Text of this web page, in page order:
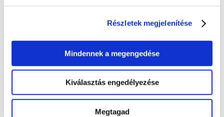
Részletek megjelenítése
Mindennek a megengedése
Kiválasztás engedélyezése
Megtagad
ARCHÍVUM